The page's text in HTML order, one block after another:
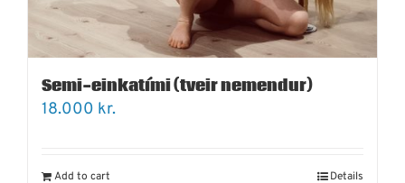
Semi-einkatími (tveir nemendur)
18.000 kr.
Add to cart Details